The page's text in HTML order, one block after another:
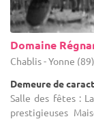
Domaine
Chablis - Yonne (89)
Demeure de
Salle des fêtes :
prestigieuses